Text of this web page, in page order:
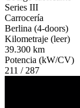
Series III
Carrocería
Berlina (4-doors)
Kilometraje (leer)
39.300 km
Potencia (kW/CV)
211 / 287